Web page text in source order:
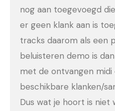
nog aan toegevoegd
er geen klank aan is
tracks daarom als een
beluisteren demo is
met de ontvangen midi
beschikbare klanken/
Dus wat je hoort is niet